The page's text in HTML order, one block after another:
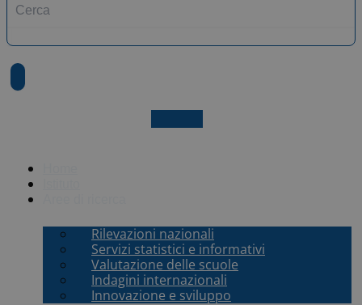
Rilevazioni nazionali
Servizi statistici e informativi
Valutazione delle scuole
Indagini internazionali
Innovazione e sviluppo